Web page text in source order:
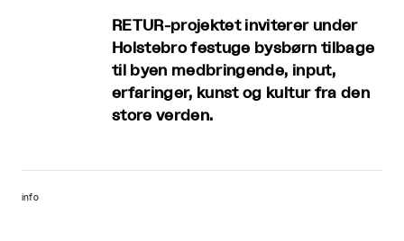
RETUR-projektet inviterer under
Holstebro festuge bysbørn tilbage
til byen medbringende, input,
erfaringer, kunst og kultur fra den
store verden.
info